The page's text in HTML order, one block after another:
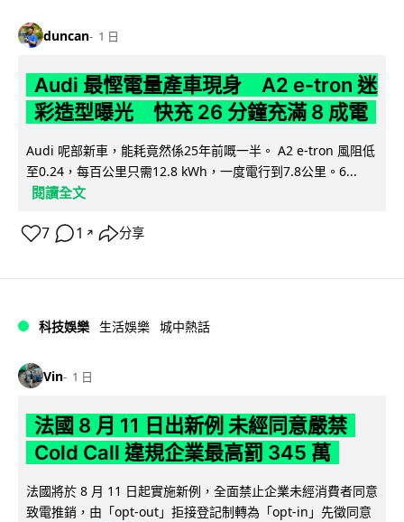
duncan 1 日
Audi 最慳電量產車現身 A2 e-tron 迷
彩造型曝光 快充 26 分鐘充滿 8 成電
Audi 呢部新車，能耗竟然係25年前嘅一半。 A2 e-tron 風阻低
至0.24，每百公里只需12.8 kWh，一度電行到7.8公里。6...
閱讀全文
7 1 ↗ 分享
科技娛樂 生活娛樂 城中熱話
Vin 1 日
法國 8 月 11 日出新例 未經同意嚴禁
Cold Call 違規企業最高罰 345 萬
法國將於 8 月 11 日起實施新例，全面禁止企業未經消費者同意
致電推銷，由「opt-out」拒接登記制轉為「opt-in」先徵同意